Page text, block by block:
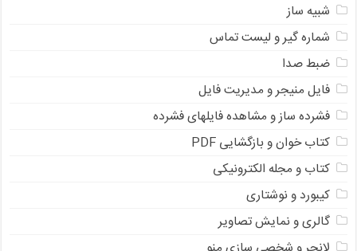
شبیه ساز
شماره گیر و لیست تماس
ضبط صدا
فایل منیجر و مدیریت فایل
فشرده ساز و مشاهده فایلهای فشرده
کتاب خوان و بازگشایی PDF
کتاب و مجله الکترونیکی
کیبورد و نوشتاری
گالری و نمایش تصاویر